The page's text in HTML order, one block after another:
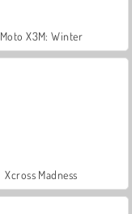
Moto X3M: Winter
Xcross Madness